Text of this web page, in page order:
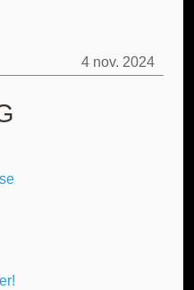
4 nov. 2024